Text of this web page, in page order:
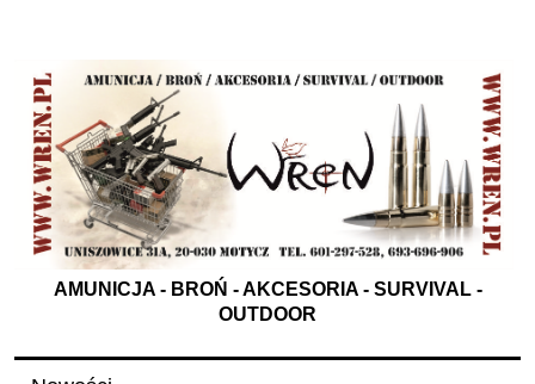
AMUNICJA - BROŃ - AKCESORIA - SURVIVAL -
OUTDOOR